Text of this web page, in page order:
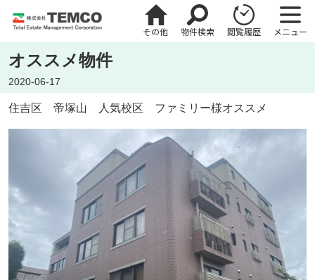
その他 物件検索 閲覧履歴 メニュー
オススメ物件
2020-06-17
住吉区 帝塚山 人気校区 ファミリー様オススメ